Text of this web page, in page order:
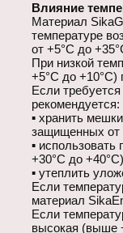
Влияние
Материал
температуре
от +5°С до
При низкой
+5°С до +10°С)
Если
рекомендуется:
▪ хранить
защищенных от
▪ использовать
+30°С до
▪ утеплить
Если
материал
Если
высокая (выше